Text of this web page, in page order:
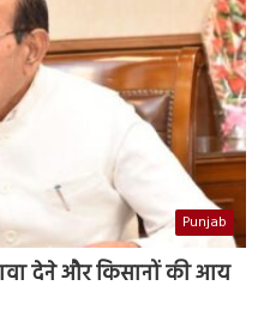
Punjab
देने और किसानों की आय